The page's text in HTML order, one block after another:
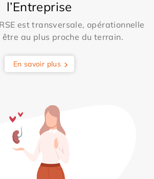
l’Entreprise
est transversale, opérationnelle
au plus proche du terrain.
En savoir plus